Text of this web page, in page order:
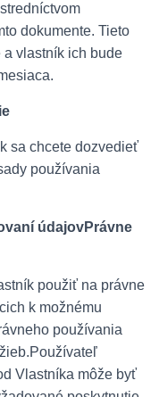
dokumente. Tieto
vlastník ich bude
sa chcete dozvedieť
používania
údajovPrávne
použiť na právne
k možnému
používania
Vlastníka môže byť